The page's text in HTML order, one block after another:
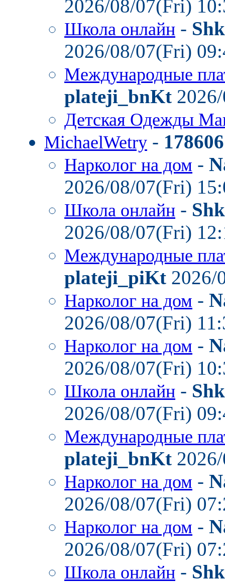
2026/08/07(Fri)
Школа онлайн -
2026/08/07(Fri)
Международные
plateji_bnKt
Детская Одежды
MichaelWetry -
Нарколог на дом -
2026/08/07(Fri)
Школа онлайн -
2026/08/07(Fri)
Международные
plateji_piKt 2026/
Нарколог на дом -
2026/08/07(Fri)
Нарколог на дом -
2026/08/07(Fri)
Школа онлайн -
2026/08/07(Fri)
Международные
plateji_bnKt
Нарколог на дом -
2026/08/07(Fri)
Нарколог на дом -
2026/08/07(Fri)
Школа онлайн -